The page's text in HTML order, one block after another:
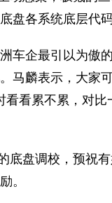
盘各系统底层代
车企最引以为傲
马麟表示，大家
看累不累，对
底盘调校，预祝
。